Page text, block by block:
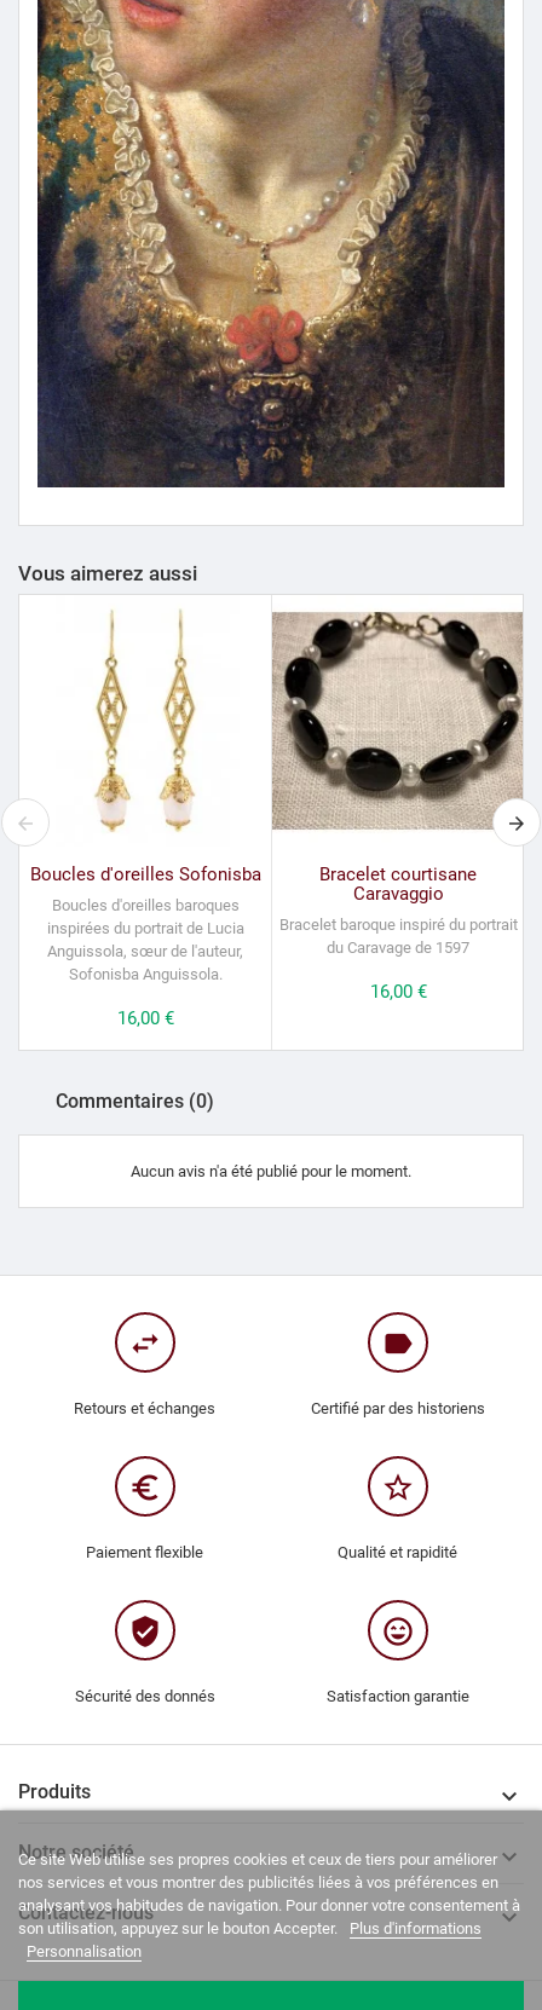
Vous aimerez aussi
Boucles d'oreilles Sofonisba
Boucles d'oreilles baroques
inspirées du portrait de Lucia
Anguissola, sœur de l'auteur,
Sofonisba Anguissola.
Prix
16,00 €
Bracelet courtisane
Caravaggio
Bracelet baroque inspiré du portrait
du Caravage de 1597
Prix
16,00 €
Commentaires (0)
Aucun avis n'a été publié pour le moment.
swap_horiz
Retours et échanges
label
Certifié par des historiens
euro_symbol
Paiement flexible
star_border
Qualité et rapidité
verified_user
Sécurité des donnés
sentiment_very_satisfied
Satisfaction garantie
Produits 
Notre société 
Contactez-nous 
Ce site Web utilise ses propres cookies et ceux de tiers pour améliorer
nos services et vous montrer des publicités liées à vos préférences en
analysant vos habitudes de navigation. Pour donner votre consentement à
son utilisation, appuyez sur le bouton Accepter.
Plus d'informations
Personnalisation